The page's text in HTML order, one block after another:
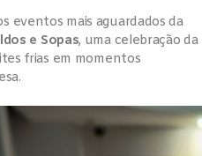
eventos mais aguardados da
e Sopas, uma celebração da
frias em momentos